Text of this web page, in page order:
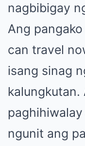
nagbibigay
Ang
can travel
isang sinag
kalungkutan.
ngunit ang